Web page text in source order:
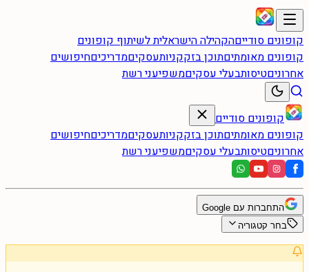
קופונים סודייםהקהילה הישראלית לשיתוף קופונים
קופונים מאומתיםתוכן בזקקניותעסקיםמדריכיםחיפושים
אחרוניםטיסותבעלי עסקיםמשפיעני רשת
קופונים סודיים
קופונים מאומתיםתוכן בזקקניותעסקיםמדריכיםחיפושים
אחרוניםטיסותבעלי עסקיםמשפיעני רשת
התחברות עם Google
בחר קטגוריה